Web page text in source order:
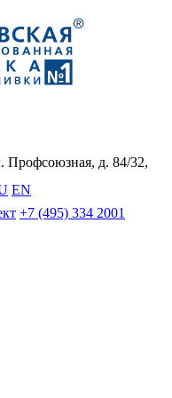
Профсоюзная, д. 84/32,
EN
+7 (495) 334 2001